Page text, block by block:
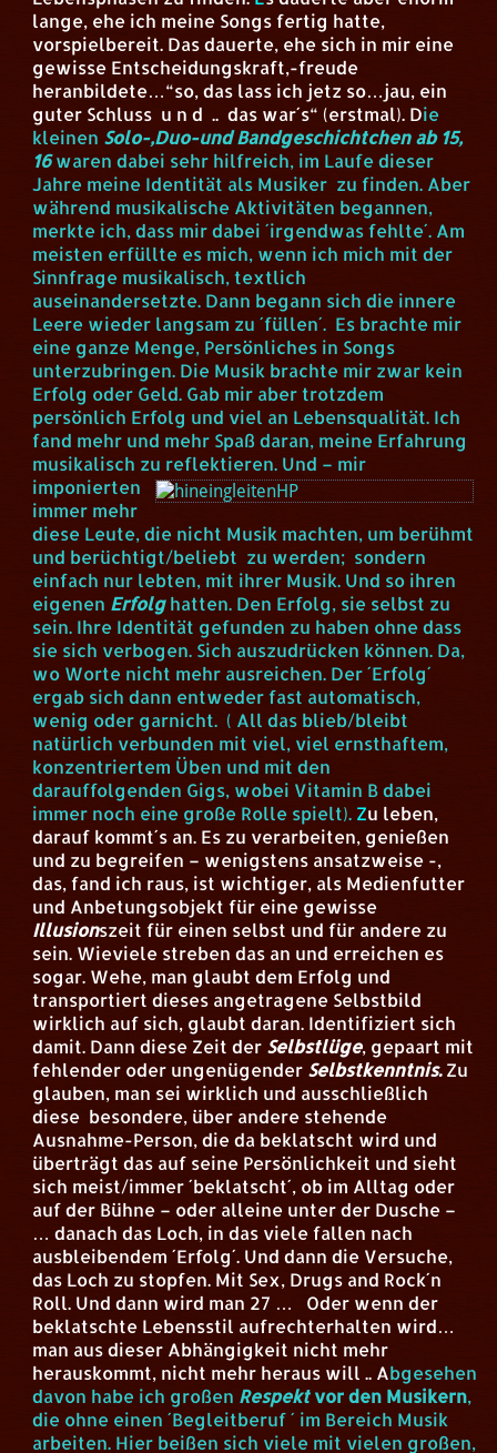
lange, ehe ich meine Songs fertig hatte,
vorspielbereit. Das dauerte, ehe sich in mir eine
gewisse Entscheidungskraft,-freude
heranbildete…“so, das lass ich jetz so…jau, ein
guter Schluss u n d .. das war´s“ (erstmal). Die
kleinen Solo-,Duo-und Bandgeschichtchen ab 15,
16waren dabei sehr hilfreich, im Laufe dieser
Jahre meine Identität als Musiker zu finden. Aber
während musikalische Aktivitäten begannen,
merkte ich, dass mir dabei ´irgendwas fehlte´. Am
meisten erfüllte es mich, wenn ich mich mit der
Sinnfrage musikalisch, textlich
auseinandersetzte. Dann begann sich die innere
Leere wieder langsam zu ´füllen´. Es brachte mir
eine ganze Menge, Persönliches in Songs
unterzubringen. Die Musik brachte mir zwar kein
Erfolg oder Geld. Gab mir aber trotzdem
persönlich Erfolg und viel an Lebensqualität. Ich
fand mehr und mehr Spaß daran, meine Erfahrung
musikalisch zu reflektieren. Und – mir
imponierten
immer mehr
diese Leute, die nicht Musik machten, um berühmt
und berüchtigt/beliebt zu werden; sondern
einfach nur lebten, mit ihrer Musik. Und so ihren
eigenen Erfolghatten. Den Erfolg, sie selbst zu
sein. Ihre Identität gefunden zu haben ohne dass
sie sich verbogen. Sich auszudrücken können. Da,
wo Worte nicht mehr ausreichen. Der ´Erfolg´
ergab sich dann entweder fast automatisch,
wenig oder garnicht. ( All das blieb/bleibt
natürlich verbunden mit viel, viel ernsthaftem,
konzentriertem Üben und mit den
darauffolgenden Gigs, wobei Vitamin B dabei
immer noch eine große Rolle spielt). Zu leben,
darauf kommt´s an. Es zu verarbeiten, genießen
und zu begreifen – wenigstens ansatzweise -,
das, fand ich raus, ist wichtiger, als Medienfutter
und Anbetungsobjekt für eine gewisse
Illusionszeit für einen selbst und für andere zu
sein. Wieviele streben das an und erreichen es
sogar. Wehe, man glaubt dem Erfolg und
transportiert dieses angetragene Selbstbild
wirklich auf sich, glaubt daran. Identifiziert sich
damit. Dann diese Zeit der Selbstlüge, gepaart mit
fehlender oder ungenügender Selbstkenntnis.Zu
glauben, man sei wirklich und ausschließlich
diese besondere, über andere stehende
Ausnahme-Person, die da beklatscht wird und
überträgt das auf seine Persönlichkeit und sieht
sich meist/immer ´beklatscht´, ob im Alltag oder
auf der Bühne – oder alleine unter der Dusche –
… danach das Loch, in das viele fallen nach
ausbleibendem ´Erfolg´. Und dann die Versuche,
das Loch zu stopfen. Mit Sex, Drugs and Rock´n
Roll. Und dann wird man 27 … Oder wenn der
beklatschte Lebensstil aufrechterhalten wird…
man aus dieser Abhängigkeit nicht mehr
herauskommt, nicht mehr heraus will .. Abgesehen
davon habe ich großen Respektvor den Musikern,
die ohne einen ´Begleitberuf ´ im Bereich Musik
arbeiten. Hier beißen sich viele mit vielen großen,